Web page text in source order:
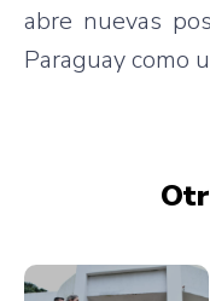
abre nuevas
Paraguay como